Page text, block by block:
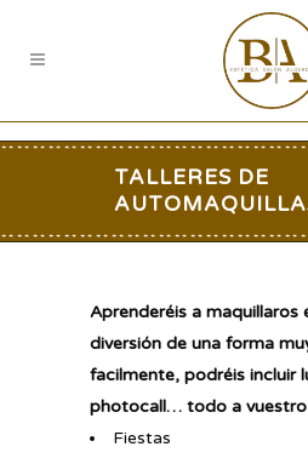
TALLERES DE
Aprenderéis a maquillaros
diversión de una forma
facilmente, podréis incluir
photocall… todo a
Fiestas